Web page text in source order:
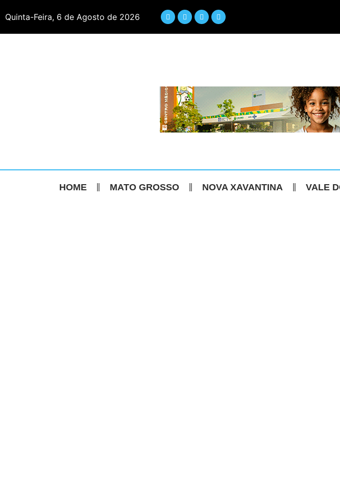
Quinta-Feira, 6 de Agosto de 2026
HOME MATO GROSSO NOVA XAVANTINA VALE